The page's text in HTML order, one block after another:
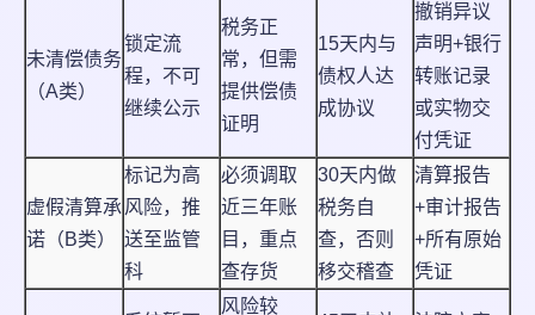
未清偿债务
（A类）
锁定流
程，不可
继续公示
税务正
常，但需
提供偿债
证明
15天内与
债权人达
成协议
撤销异议
声明+银行
转账记录
或实物交
付凭证
虚假清算承
诺（B类）
标记为高
风险，推
送至监管
科
必须调取
近三年账
目，重点
查存货
30天内做
税务自
查，否则
移交稽查
清算报告
+审计报告
+所有原始
凭证
风险较